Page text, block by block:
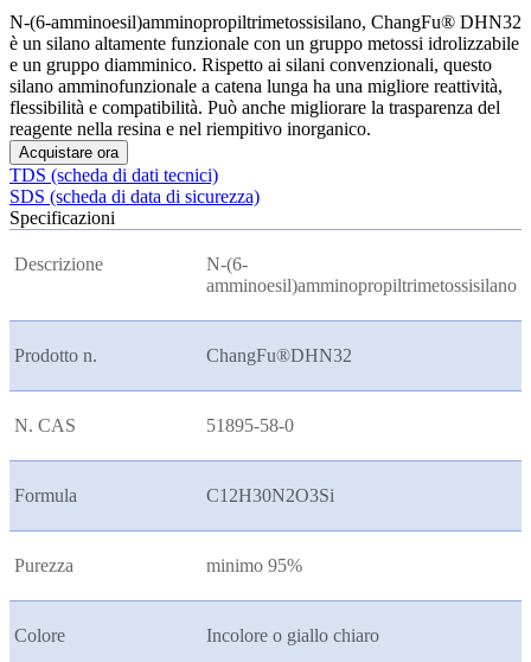
N-(6-amminoesil)amminopropiltrimetossisilano, ChangFu® DHN32
è un silano altamente funzionale con un gruppo metossi idrolizzabile
e un gruppo diamminico. Rispetto ai silani convenzionali, questo
silano amminofunzionale a catena lunga ha una migliore reattività,
flessibilità e compatibilità. Può anche migliorare la trasparenza del
reagente nella resina e nel riempitivo inorganico.
Acquistare ora
TDS (scheda di dati tecnici)
SDS (scheda di data di sicurezza)
Specificazioni
Descrizione
N-(6-
amminoesil)amminopropiltrimetossisilano
Prodotto n. ChangFu®DHN32
N. CAS 51895-58-0
Formula C12H30N2O3Si
Purezza minimo 95%
Colore Incolore o giallo chiaro